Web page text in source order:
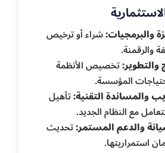
والبرمجيات:شراء أو ترخيص
والرقمنة.
والتطوير:تخصيص الأنظمة
المؤسسة.
والمساندة التقنية:تأهيل
مع النظام الجديد.
والدعم المستمر:تحديث
استمراريتها.